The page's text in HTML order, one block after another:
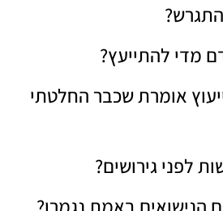
מדי להתייעץ?
אומרת שכבר החלטתי
לפני גירושים?